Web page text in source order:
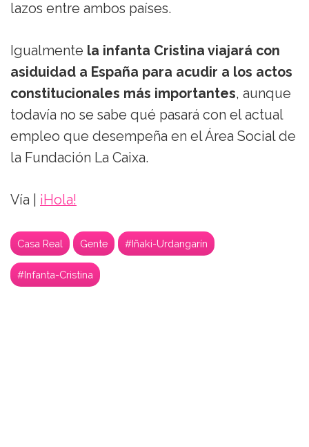
lazos entre ambos países.
Igualmente la infanta Cristina viajará con
asiduidad a España para acudir a los actos
constitucionales más importantes, aunque
todavía no se sabe qué pasará con el actual
empleo que desempeña en el Área Social de
la Fundación La Caixa.
Vía | ¡Hola!
Casa Real Gente #Iñaki-Urdangarín
#Infanta-Cristina